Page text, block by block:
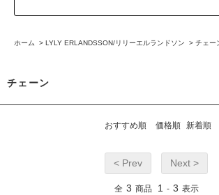
ホーム > LYLY ERLANDSSON/リリーエルランドソン > チェー
チェーン
おすすめ順 価格順 新着順
< Prev Next >
全 3 商品 1 - 3 表示